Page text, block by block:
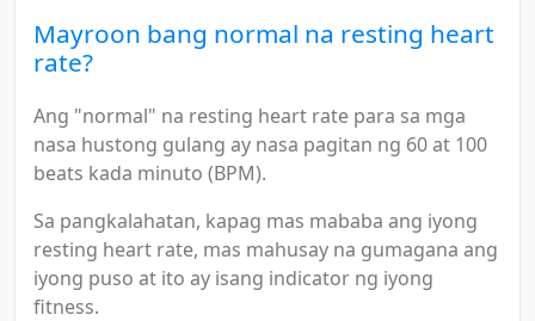
Mayroon bang normal na resting heart
rate?
Ang "normal" na resting heart rate para sa mga
nasa hustong gulang ay nasa pagitan ng 60 at 100
beats kada minuto (BPM).
Sa pangkalahatan, kapag mas mababa ang iyong
resting heart rate, mas mahusay na gumagana ang
iyong puso at ito ay isang indicator ng iyong
fitness.